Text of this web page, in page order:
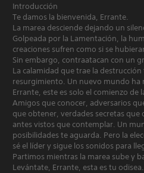
Introducción
Te damos la bienvenida, Errante.
La marea desciende dejando un
Golpeada por la Lamentación, la
creaciones sufren como si se
Sin embargo, contraatacan con un
La calamidad que trae la
resurgimiento. Un nuevo mundo ha
Errante, este es solo el comienzo de
Amigos que conocer, adversarios
que obtener, verdades secretas que
antes vistos que contemplar. Un
posibilidades te aguarda. Pero la
sé el líder y sigue los sonidos para
Partimos mientras la marea sube y
Levántate, Errante, esta es tu odisea.